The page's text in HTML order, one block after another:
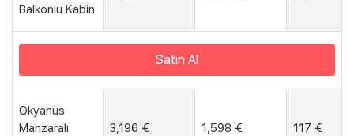
Balkonlu Kabin
Satın Al
Okyanus
Manzaralı
3,196 € 1,598 € 117 €